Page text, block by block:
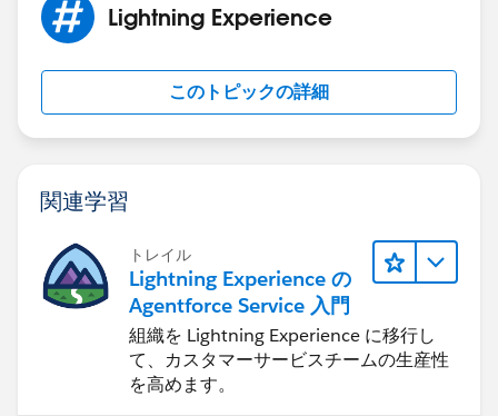
Lightning Experience
このトピックの詳細
関連学習
トレイル
Lightning Experience の
Agentforce Service 入門
組織を Lightning Experience に移行し
て、カスタマーサービスチームの生産性
を高めます。